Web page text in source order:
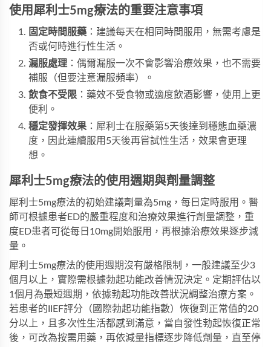
使用犀利士5mg療法的重要注意事項
固定時間服藥 ：建議每天在相同時間服用，無需考慮是
否或何時進行性生活。
漏服處理 ：偶爾漏服一次不會影響治療效果，也不需要
補服（但要注意漏服頻率）。
飲食不受限 ：藥效不受食物或適度飲酒影響，使用上更
便利。
穩定發揮效果 ：犀利士在服藥第5天後達到穩態血藥濃
度，因此連續服用5天後再嘗試性生活，效果會更理
想。
犀利士5mg療法的使用週期與劑量調整
犀利士5mg療法的初始建議劑量為5mg，每日定時服用。醫
師可根據患者ED的嚴重程度和治療效果進行劑量調整，重
度ED患者可從每日10mg開始服用，再根據治療效果逐步減
量。
犀利士5mg療法的使用週期沒有嚴格限制，一般建議至少3
個月以上，實際需根據勃起功能改善情況決定。定期評估以
1個月為最短週期，依據勃起功能改善狀況調整治療方案。
若患者的IIEF評分（國際勃起功能指數）恢復到正常值的20
分以上，且多次性生活都感到滿意，當自發性勃起恢復正常
後，可改為按需用藥，再依減量指標逐步降低劑量，直至停